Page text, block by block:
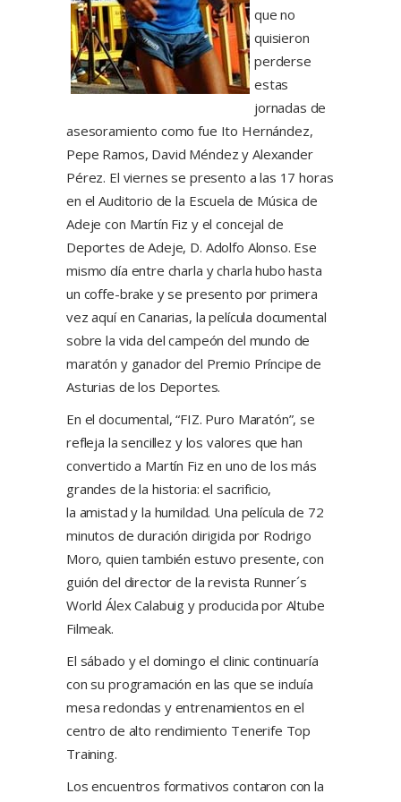
que no
quisieron
perderse
estas
jornadas de
asesoramiento como fue Ito Hernández,
Pepe Ramos, David Méndez y Alexander
Pérez. El viernes se presento a las 17 horas
en el Auditorio de la Escuela de Música de
Adeje con Martín Fiz y el concejal de
Deportes de Adeje, D. Adolfo Alonso. Ese
mismo día entre charla y charla hubo hasta
un coffe-brake y se presento por primera
vez aquí en Canarias, la película documental
sobre la vida del campeón del mundo de
maratón y ganador del Premio Príncipe de
Asturias de los Deportes.
En el documental, “FIZ. Puro Maratón”, se
refleja la sencillez y los valores que han
convertido a Martín Fiz en uno de los más
grandes de la historia: el sacrificio,
la amistad y la humildad. Una película de 72
minutos de duración dirigida por Rodrigo
Moro, quien también estuvo presente, con
guión del director de la revista Runner´s
World Álex Calabuig y producida por Altube
Filmeak.
El sábado y el domingo el clinic continuaría
con su programación en las que se incluía
mesa redondas y entrenamientos en el
centro de alto rendimiento Tenerife Top
Training.
Los encuentros formativos contaron con la